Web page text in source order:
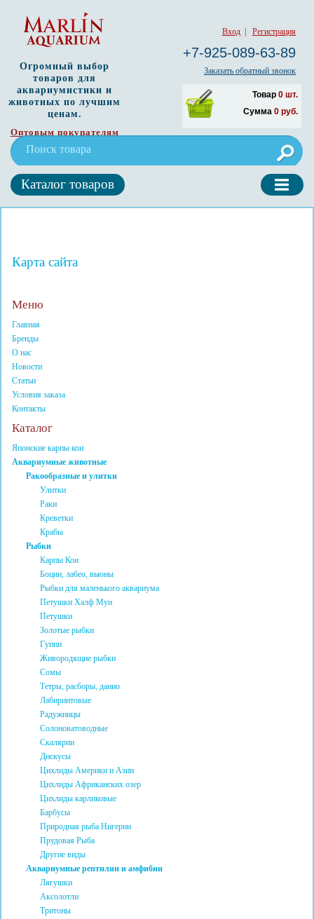
Вход Регистрация
+7-925-089-63-89
Заказать обратный звонок
Товар 0 шт.
Сумма 0 руб.
Огромный выбор
товаров для
аквариумистики и
животных по лучшим
ценам.
Оптовым покупателям
Каталог товаров
Карта сайта
Меню
Главная
Бренды
О нас
Новости
Статьи
Условия заказа
Контакты
Каталог
Японские карпы кои
Аквариумные животные
Ракообразные и улитки
Улитки
Раки
Креветки
Крабы
Рыбки
Карпы Кои
Боции, лабео, вьюны
Рыбки для маленького аквариума
Петушки Халф Мун
Петушки
Золотые рыбки
Гуппи
Живородящие рыбки
Сомы
Тетры, расборы, данио
Лабиринтовые
Радужницы
Солоноватоводные
Скалярии
Дискусы
Цихлиды Америки и Азии
Цихлиды Африканских озер
Цихлиды карликовые
Барбусы
Природная рыба Нигерии
Прудовая Рыба
Другие виды
Аквариумные рептилии и амфибии
Лягушки
Аксолотли
Тритоны